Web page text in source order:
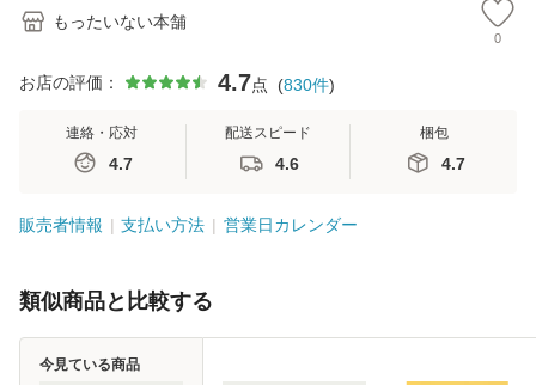
もったいない本舗
0
お店の評価： 4.7点 (830件)
連絡・応対
4.7
配送スピード
4.6
梱包
4.7
販売者情報 支払い方法 営業日カレンダー
類似商品と比較する
今見ている商品